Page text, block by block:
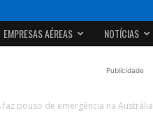
EMPRESAS AÉREAS NOTÍCIAS
Publicidade
pouso de emergência na Austrália